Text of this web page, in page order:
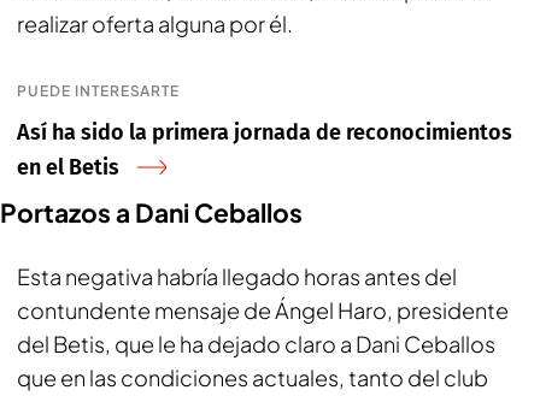
realizar oferta alguna por él.
PUEDE INTERESARTE
Así ha sido la primera jornada de reconocimientos
en el Betis
Portazos a Dani Ceballos
Esta negativa habría llegado horas antes del
contundente mensaje de Ángel Haro, presidente
del Betis, que le ha dejado claro a Dani Ceballos
que en las condiciones actuales, tanto del club